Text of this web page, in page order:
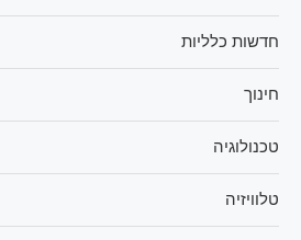
חדשות כלליות
חינוך
טכנולוגיה
טלוויזיה